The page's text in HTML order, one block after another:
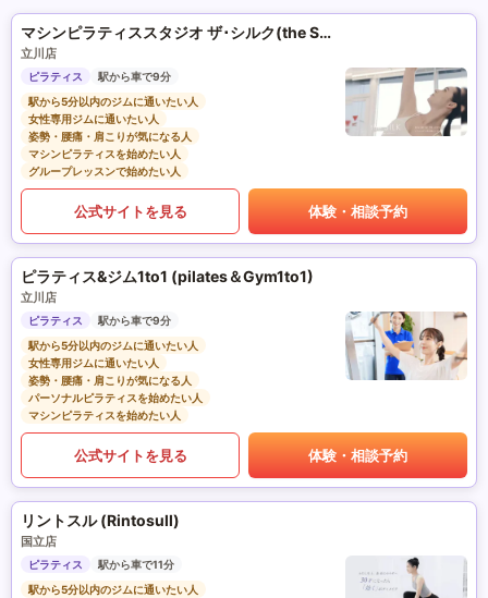
マシンピラティススタジオ ザ･シルク(the SILK)
立川店
ピラティス
駅から車で9分
駅から5分以内のジムに通いたい人
女性専用ジムに通いたい人
姿勢・腰痛・肩こりが気になる人
マシンピラティスを始めたい人
グループレッスンで始めたい人
公式サイトを見る 体験・相談予約
ピラティス&ジム1to1 (pilates＆Gym1to1)
立川店
ピラティス
駅から車で9分
駅から5分以内のジムに通いたい人
女性専用ジムに通いたい人
姿勢・腰痛・肩こりが気になる人
パーソナルピラティスを始めたい人
マシンピラティスを始めたい人
公式サイトを見る 体験・相談予約
リントスル (Rintosull)
国立店
ピラティス
駅から車で11分
駅から5分以内のジムに通いたい人